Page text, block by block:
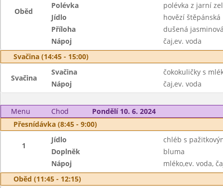
Oběd
Polévka
polévka z jarní
Jídlo
hovězí štěpánská
Příloha
dušená
Nápoj
čaj,ev. voda
Svačina (14:45 - 15:00)
Svačina
Svačina
čokokuličky s
Nápoj
čaj,ev. voda
Menu Chod
Pondělí 10. 6. 2024
Přesnídávka (8:45 - 9:00)
1
Jídlo
chléb s
Doplněk
bluma
Nápoj
mléko,ev. voda,
Oběd (11:45 - 12:15)